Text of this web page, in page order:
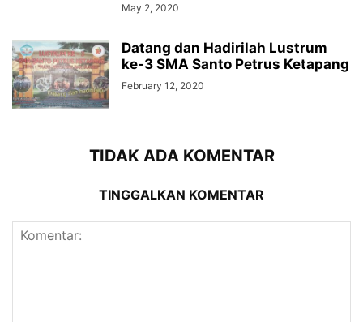
May 2, 2020
Datang dan Hadirilah Lustrum
ke-3 SMA Santo Petrus Ketapang
February 12, 2020
TIDAK ADA KOMENTAR
TINGGALKAN KOMENTAR